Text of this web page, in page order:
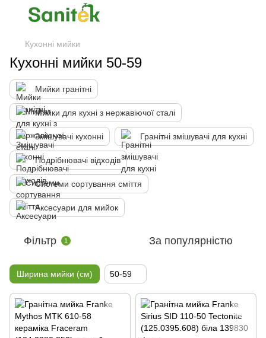
Кухонні мийки
Кухонні мийки 50-59
Мийки гранітні
Мийки для кухні з нержавіючої сталі
Змішувачі кухонні Гранітні змішувачі для кухні
Подрібнювачі відходів
Системи сортування сміття
Аксесуари для мийок
Фільтр 1 За популярністю
Ширина мийки (см) 50-59